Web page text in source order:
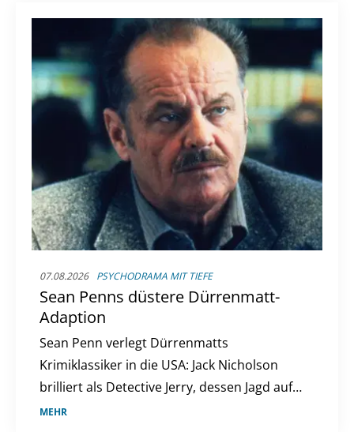
07.08.2026 PSYCHODRAMA MIT TIEFE
Sean Penns düstere Dürrenmatt-
Adaption
Sean Penn verlegt Dürrenmatts
Krimiklassiker in die USA: Jack Nicholson
brilliert als Detective Jerry, dessen Jagd auf
einen Serienmörder zur Obsession wird. Ein
MEHR